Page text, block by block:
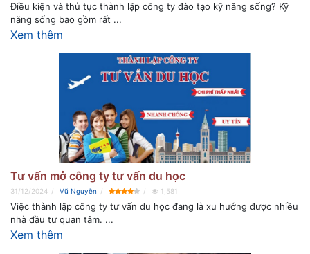
Điều kiện và thủ tục thành lập công ty đào tạo kỹ năng sống? Kỹ
năng sống bao gồm rất ...
Xem thêm
Tư vấn mở công ty tư vấn du học
31/12/2024 Vũ Nguyễn 1,581
Việc thành lập công ty tư vấn du học đang là xu hướng được nhiều
nhà đầu tư quan tâm. ...
Xem thêm